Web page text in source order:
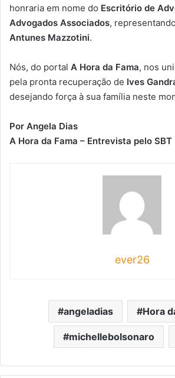
honraria em nome do Escritório de
Advogados Associados,
Antunes Mazzotini.
Nós, do portal A Hora da Fama, nos
pela pronta recuperação de Ives
desejando força à sua família neste
Por Angela Dias
A Hora da Fama – Entrevista pelo SBT
ever26
angeladias Hora
michellebolsonaro